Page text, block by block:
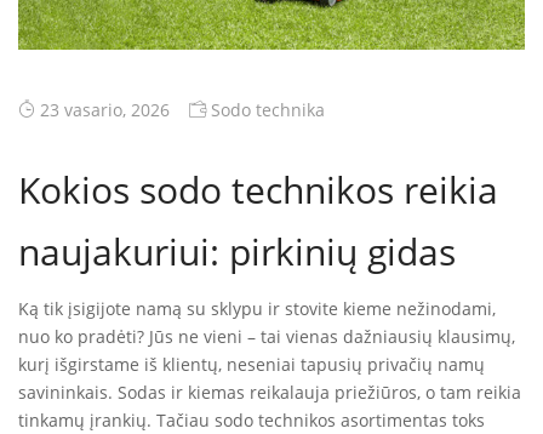
23 vasario, 2026 Sodo technika
Kokios sodo technikos reikia
naujakuriui: pirkinių gidas
Ką tik įsigijote namą su sklypu ir stovite kieme nežinodami,
nuo ko pradėti? Jūs ne vieni – tai vienas dažniausių klausimų,
kurį išgirstame iš klientų, neseniai tapusių privačių namų
savininkais. Sodas ir kiemas reikalauja priežiūros, o tam reikia
tinkamų įrankių. Tačiau sodo technikos asortimentas toks